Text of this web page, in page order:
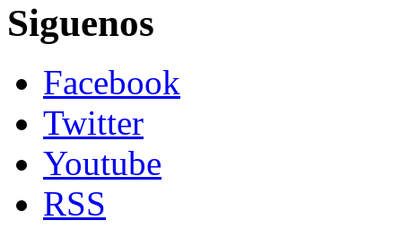
Siguenos
Facebook
Twitter
Youtube
RSS